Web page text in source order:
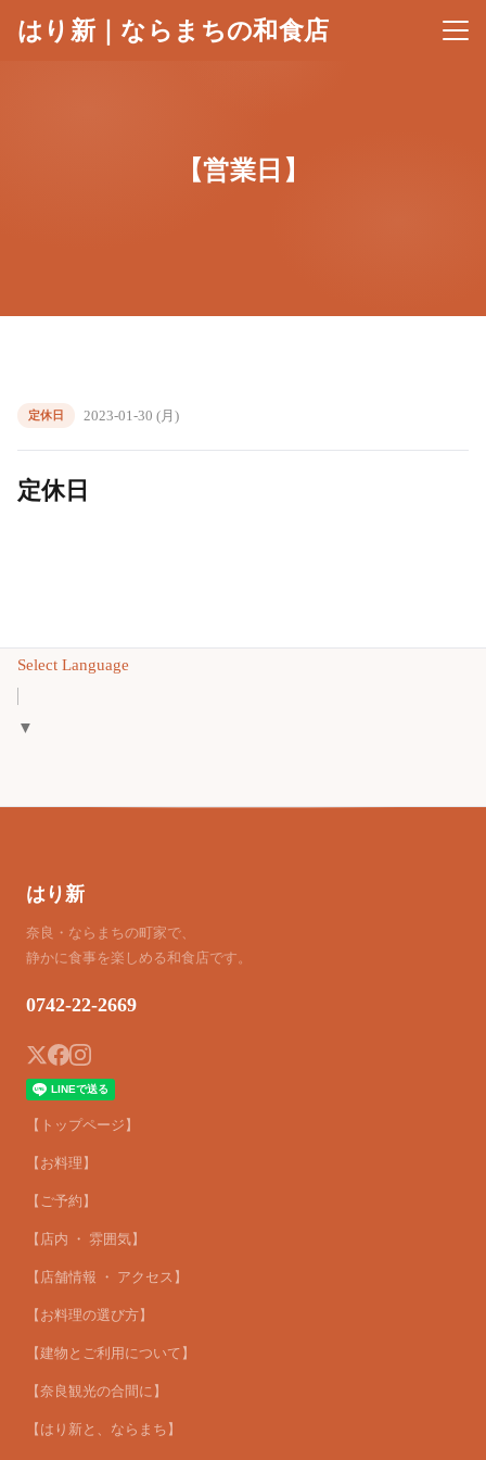
はり新｜ならまちの和食店 メニ
【営業日】
定休日 2023-01-30 (月)
定休日
Select Language
▼
はり新
奈良・ならまちの町家で、
静かに食事を楽しめる和食店です。
0742-22-2669
【トップページ】
【お料理】
【ご予約】
【店内 ・ 雰囲気】
【店舗情報 ・ アクセス】
【お料理の選び方】
【建物とご利用について】
【奈良観光の合間に】
【はり新と、ならまち】